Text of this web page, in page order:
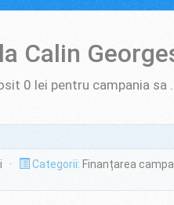
Calin
0 lei pentru campania sa .
· Categorii: Finanțarea